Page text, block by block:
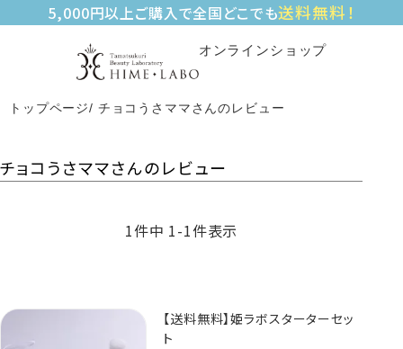
5,000円以上ご購入で全国どこでも送料無料！
オンラインショップ
トップページ チョコうさママさんのレビュー
チョコうさママさんのレビュー
1件中 1-1件表示
【送料無料】姫ラボスターターセッ
ト